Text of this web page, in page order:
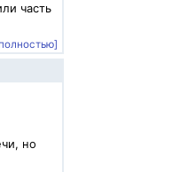
часть
но